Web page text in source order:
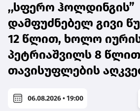
,,სფერო ჰოლდინგის”
დამფუძნებელ გივი
12 წლით, ხოლო
პეტრიაშვილს 8 წლით
თავისუფლების
06.08.2026 • 19:00